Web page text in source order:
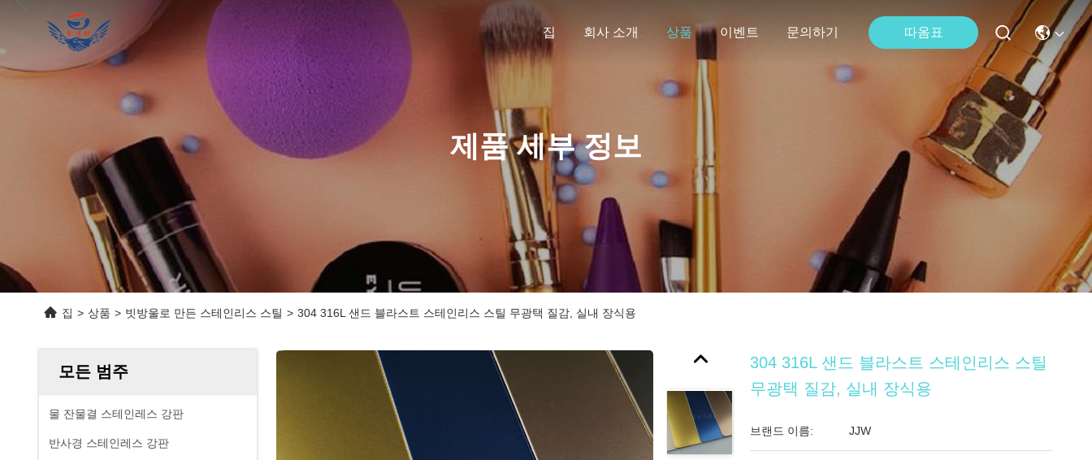
집 회사 소개 상품 이벤트 문의하기 따옴표
제품 세부 정보
집 > 상품 > 빗방울로 만든 스테인리스 스틸 > 304 316L 샌드 블라스트 스테인리스 스틸 무광택 질감, 실내 장식용
모든 범주
물 잔물결 스테인레스 강판
반사경 스테인레스 강판
304 316L 샌드 블라스트 스테인리스 스틸
무광택 질감, 실내 장식용
브랜드 이름: JJW